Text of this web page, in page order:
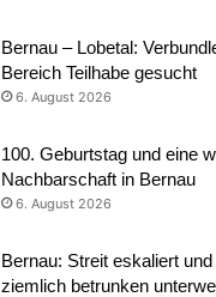
Bernau – Lobetal:
Bereich Teilhabe gesucht
6. August 2026
100. Geburtstag und eine
Nachbarschaft in Bernau
6. August 2026
Bernau: Streit eskaliert
ziemlich betrunken